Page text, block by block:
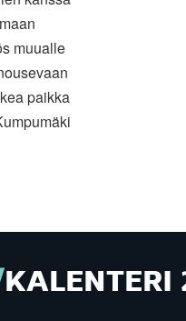
muualle
paikka